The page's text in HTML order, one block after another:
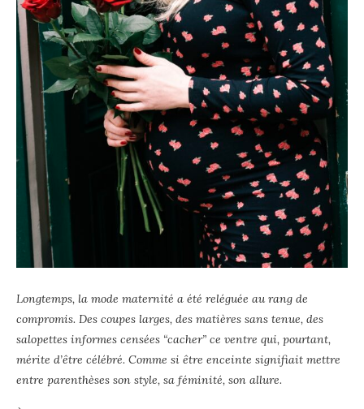
Longtemps, la mode maternité a été reléguée au rang de
compromis. Des coupes larges, des matières sans tenue, des
salopettes informes censées “cacher” ce ventre qui, pourtant,
mérite d’être célébré. Comme si être enceinte signifiait mettre
entre parenthèses son style, sa féminité, son allure.